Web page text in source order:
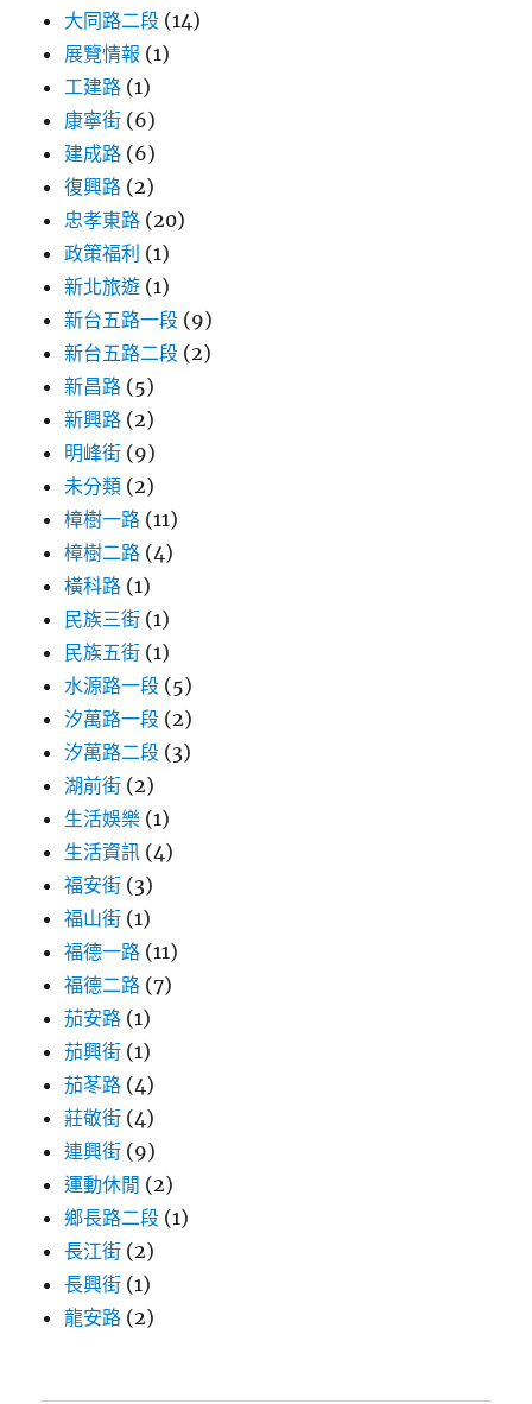
大同路二段 (14)
展覽情報 (1)
工建路 (1)
康寧街 (6)
建成路 (6)
復興路 (2)
忠孝東路 (20)
政策福利 (1)
新北旅遊 (1)
新台五路一段 (9)
新台五路二段 (2)
新昌路 (5)
新興路 (2)
明峰街 (9)
未分類 (2)
樟樹一路 (11)
樟樹二路 (4)
橫科路 (1)
民族三街 (1)
民族五街 (1)
水源路一段 (5)
汐萬路一段 (2)
汐萬路二段 (3)
湖前街 (2)
生活娛樂 (1)
生活資訊 (4)
福安街 (3)
福山街 (1)
福德一路 (11)
福德二路 (7)
茄安路 (1)
茄興街 (1)
茄苳路 (4)
莊敬街 (4)
連興街 (9)
運動休閒 (2)
鄉長路二段 (1)
長江街 (2)
長興街 (1)
龍安路 (2)